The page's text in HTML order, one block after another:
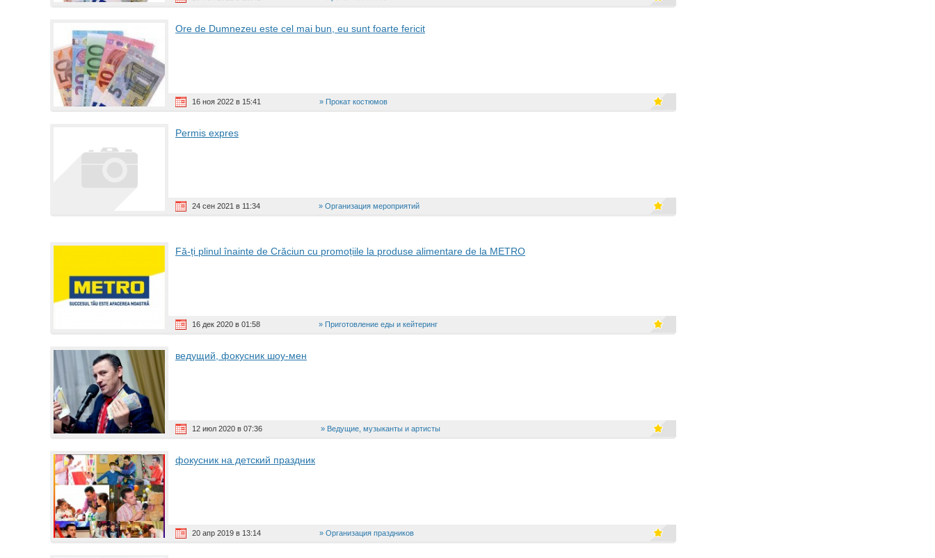
Ore de Dumnezeu este cel mai bun, eu sunt foarte fericit
16 ноя 2022 в 15:41 Прокат костюмов
Permis expres
24 сен 2021 в 11:34 Организация мероприятий
Fă-ți plinul înainte de Crăciun cu promoțiile la produse alimentare de la METRO
16 дек 2020 в 01:58 Приготовление еды и кейтеринг
ведущий, фокусник шоу-мен
12 июл 2020 в 07:36 Ведущие, музыканты и артисты
фокусник на детский праздник
20 апр 2019 в 13:14 Организация праздников